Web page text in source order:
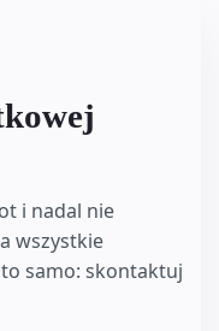
i nadal nie
wszystkie
samo: skontaktuj